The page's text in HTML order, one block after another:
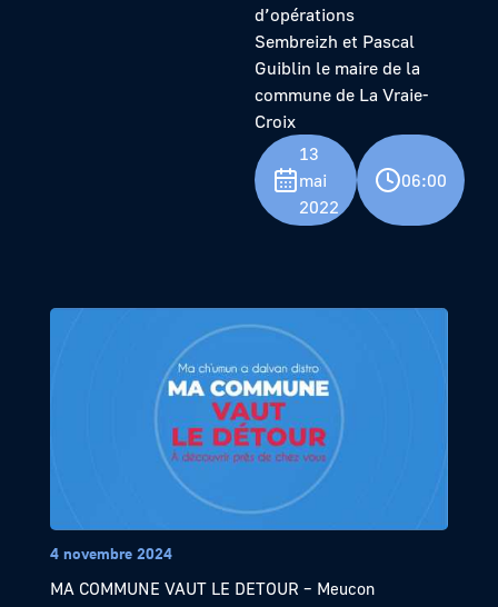
d’opérations
Sembreizh et Pascal
Guiblin le maire de la
commune de La Vraie-
Croix
13
mai
2022
06:00
4 novembre 2024
MA COMMUNE VAUT LE DETOUR – Meucon